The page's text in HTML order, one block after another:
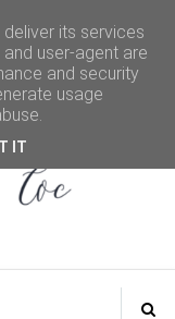
its services
user-agent are
and security
usage
IT